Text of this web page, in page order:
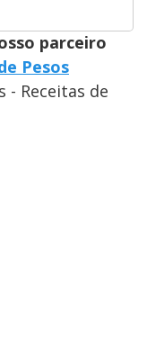
parceiro
Pesos
- Receitas de